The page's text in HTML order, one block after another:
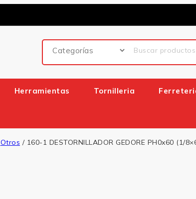
Herramientas Tornilleria
Otros / 160-1 DESTORNILLADOR GEDORE PH0x60 (1/